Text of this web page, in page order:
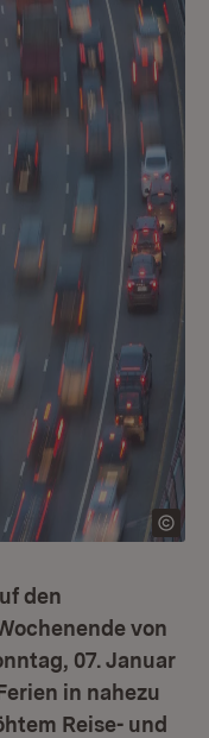
den
von
07. Januar
in nahezu
Reise- und